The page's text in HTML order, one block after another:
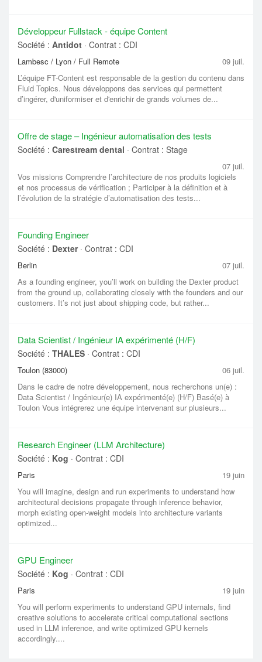
Développeur Fullstack - équipe Content
Société : Antidot · Contrat : CDI
09 juil.
Lambesc / Lyon / Full Remote
L’équipe FT-Content est responsable de la gestion du contenu dans
Fluid Topics. Nous développons des services qui permettent
d’ingérer, d'uniformiser et d'enrichir de grands volumes de...
Offre de stage – Ingénieur automatisation des tests
Société : Carestream dental · Contrat : Stage
07 juil.
Vos missions Comprendre l’architecture de nos produits logiciels
et nos processus de vérification ; Participer à la définition et à
l’évolution de la stratégie d’automatisation des tests...
Founding Engineer
Société : Dexter· Contrat : CDI
07 juil.
Berlin
As a founding engineer, you’ll work on building the Dexter product
from the ground up, collaborating closely with the founders and our
customers. It’s not just about shipping code, but rather...
Data Scientist / Ingénieur IA expérimenté (H/F)
Société : THALES · Contrat : CDI
06 juil.
Toulon (83000)
Dans le cadre de notre développement, nous recherchons un(e) :
Data Scientist / Ingénieur(e) IA expérimenté(e) (H/F) Basé(e) à
Toulon Vous intégrerez une équipe intervenant sur plusieurs...
Research Engineer (LLM Architecture)
Société : Kog · Contrat : CDI
19 juin
Paris
You will imagine, design and run experiments to understand how
architectural decisions propagate through inference behavior,
morph existing open-weight models into architecture variants
optimized...
GPU Engineer
Société : Kog · Contrat : CDI
19 juin
Paris
You will perform experiments to understand GPU internals, find
creative solutions to accelerate critical computational sections
used in LLM inference, and write optimized GPU kernels
accordingly....